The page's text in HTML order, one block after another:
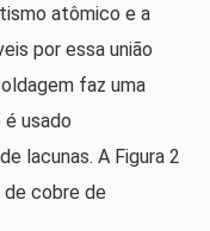
atômico e a
​​por essa união
faz uma
usado
lacunas. A Figura 2
cobre de